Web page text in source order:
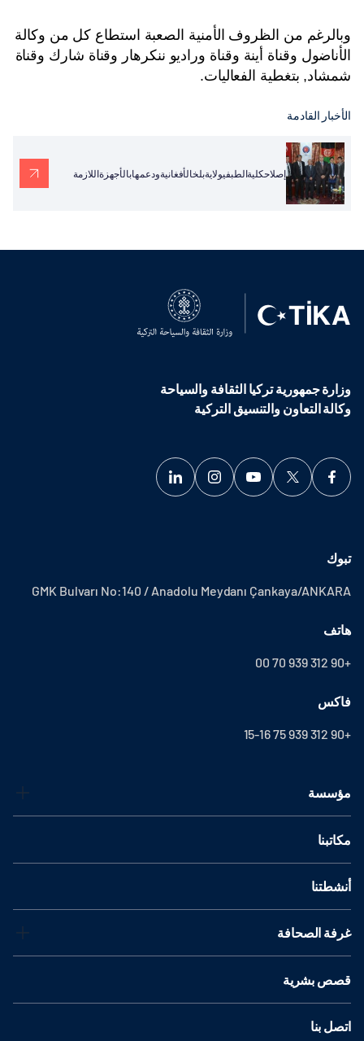
وبالرغم من الظروف الأمنية الصعبة استطاع كل من وكالة
الأناضول وقناة أينة وقناة وراديو ننكرهار وقناة شارك وقناة
شمشاد, بتغطية الفعاليات.
الأخبار القادمة
إصلاحكليةالطبفيولايةبلخالأفغانيةودعمهابالأجهزةاللازمة
وزارة جمهورية تركيا الثقافة والسياحة
وكالة التعاون والتنسيق التركية
تبوك
GMK Bulvarı No:140 / Anadolu Meydanı Çankaya/ANKARA
هاتف
+90 312 939 70 00
فاكس
+90 312 939 75 15-16
مؤسسة
مكاتبنا
أنشطتنا
غرفة الصحافة
قصص بشرية
اتصل بنا